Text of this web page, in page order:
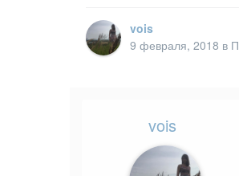
vois
9 февраля, 2018 в
vois